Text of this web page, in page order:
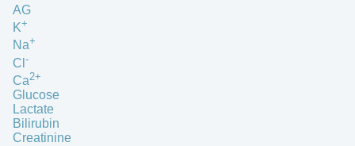
AG
K+
Na+
Cl -
Ca2+
Glucose
Lactate
Bilirubin
Creatinine